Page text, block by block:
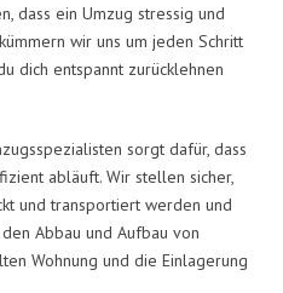
dass ein Umzug stressig und
wir uns um jeden Schritt
dich entspannt zurücklehnen
sorgt dafür, dass
abläuft. Wir stellen sicher,
und transportiert werden und
Abbau und Aufbau von
Wohnung und die Einlagerung